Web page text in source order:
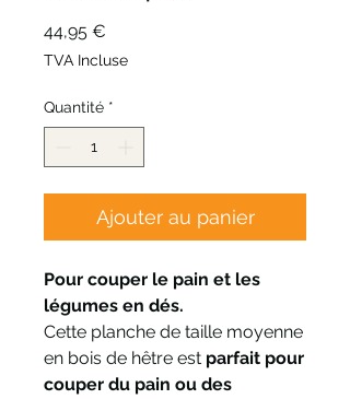
44,95 €
TVA Incluse
Quantité *
Ajouter au panier
Pour couper le pain et les
légumes en dés.
Cette planche de taille moyenne
en bois de hêtre est parfait pour
couper du pain ou des